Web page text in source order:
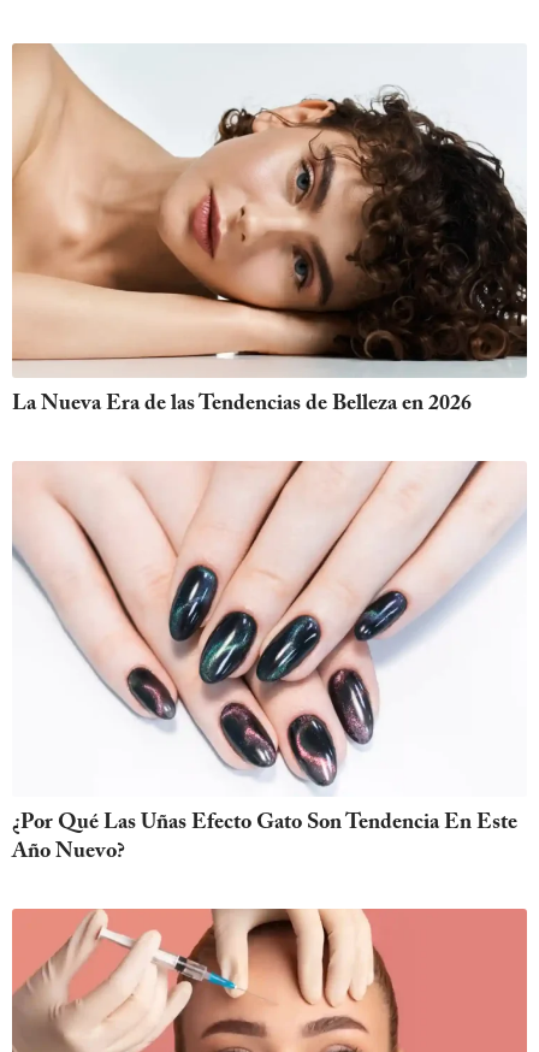
La Nueva Era de las Tendencias de Belleza en 2026
¿Por Qué Las Uñas Efecto Gato Son Tendencia En Este
Año Nuevo?